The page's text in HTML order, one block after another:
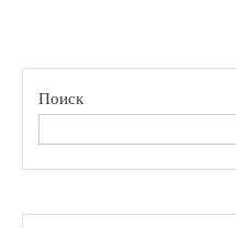
Поиск